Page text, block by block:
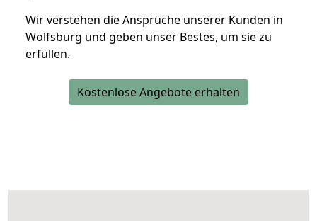
Wir verstehen die Ansprüche unserer Kunden in
Wolfsburg und geben unser Bestes, um sie zu
erfüllen.
Kostenlose Angebote erhalten